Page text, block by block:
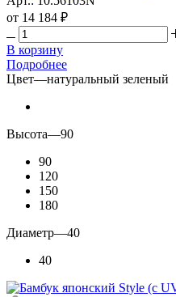
от 14 184 ₽
В корзину
Подробнее
Цвет—натуральный зеленый
Высота—90
90
120
150
180
Диаметр—40
40